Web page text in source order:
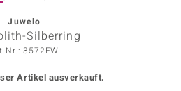
Juwelo
Silberring
3572EW
Artikel ausverkauft.